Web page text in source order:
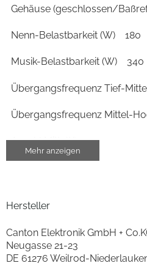
Gehäuse (geschlossen/
Nenn-Belastbarkeit (W) 180
Musik-Belastbarkeit (W) 340
Übergangsfrequenz Tief-
Übergangsfrequenz Mittel-
Anzahl Mitteltöner
Gehäuse-Eigenschaften
Mehr anzeigen
Hersteller
Canton Elektronik GmbH +
Neugasse 21-23
DE 61276 Weilrod-